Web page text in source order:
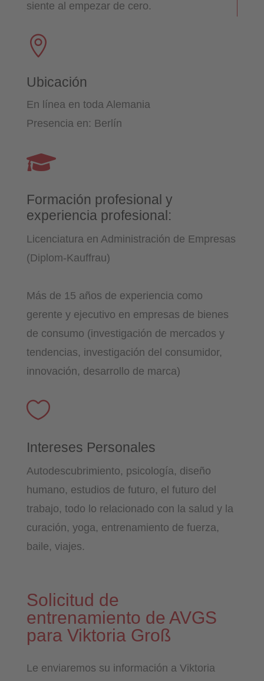
siente al empezar de cero.

Ubicación
En línea en toda Alemania
Presencia en: Berlín

Formación profesional y
experiencia profesional:
Licenciatura en Administración de Empresas
(Diplom-Kauffrau)
Más de 15 años de experiencia como
gerente y ejecutivo en empresas de bienes
de consumo (investigación de mercados y
tendencias, investigación del consumidor,
innovación, desarrollo de marca)

Intereses Personales
Autodescubrimiento, psicología, diseño
humano, estudios de futuro, el futuro del
trabajo, todo lo relacionado con la salud y la
curación, yoga, entrenamiento de fuerza,
baile, viajes.
Solicitud de
entrenamiento de AVGS
para Viktoria Groß
Le enviaremos su información a Viktoria